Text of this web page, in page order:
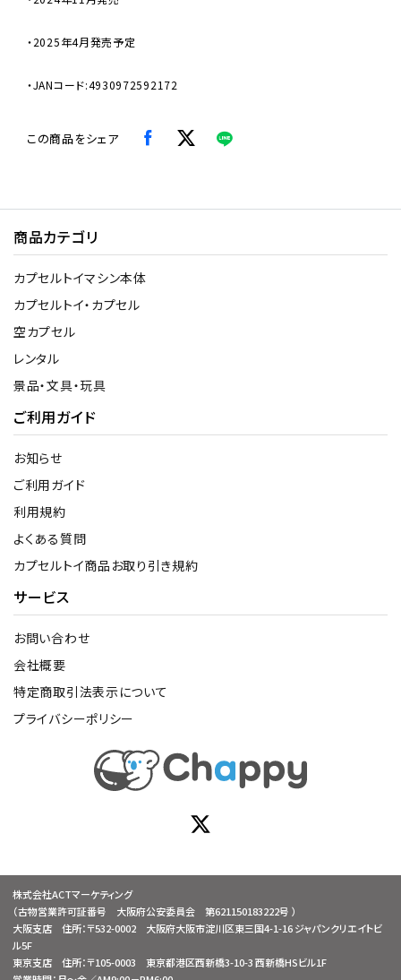
・2025年4月発売予定
・JANコード:4930972592172
この商品をシェア
商品カテゴリ
カプセルトイマシン本体
カプセルトイ・カプセル
空カプセル
レンタル
景品・文具・玩具
ご利用ガイド
お知らせ
ご利用ガイド
利用規約
よくある質問
カプセルトイ商品お取り引き規約
サービス
お問い合わせ
会社概要
特定商取引法表示について
プライバシーポリシー
株式会社ACTマーケティング
（古物営業許可証番号 大阪府公安委員会 第621150183222号 ）
大阪支店 住所：〒532-0002 大阪府大阪市淀川区東三国4-1-16 ジャパンクリエイトビ
ル5F
東京支店 住所：〒105-0003 東京都港区西新橋3-10-3 西新橋HSビル1F